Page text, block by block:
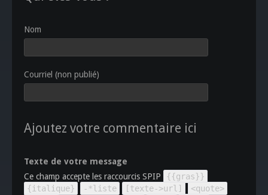
Nom
Courriel (non publié)
Ajoutez votre commentaire ici
Texte de votre message
Ce champ accepte les raccourcis SPIP
{{gras}}
{italique}
-*liste [texte->url]
<quote>